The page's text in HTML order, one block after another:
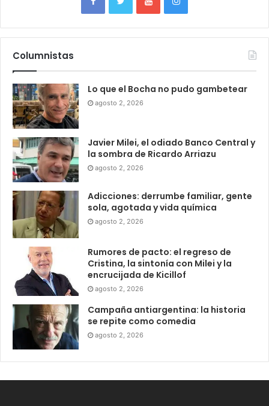
Columnistas
Lo que el Bocha no pudo gambetear
agosto 2, 2026
Javier Milei, el odiado Banco Central y
la sombra de Ricardo Arriazu
agosto 2, 2026
Adicciones: derrumbe familiar, gente
sola, agotada y vida química
agosto 2, 2026
Rumores de pacto: el regreso de
Cristina, la sintonía con Milei y la
encrucijada de Kicillof
agosto 2, 2026
Campaña antiargentina: la historia
se repite como comedia
agosto 2, 2026